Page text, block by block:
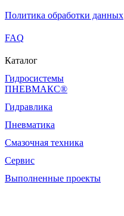
Политика обработки данных
FAQ
Каталог
Гидросистемы
ПНЕВМАКС®
Гидравлика
Пневматика
Смазочная техника
Сервис
Выполненные проекты